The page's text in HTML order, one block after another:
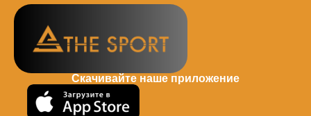
Скачивайте наше приложение